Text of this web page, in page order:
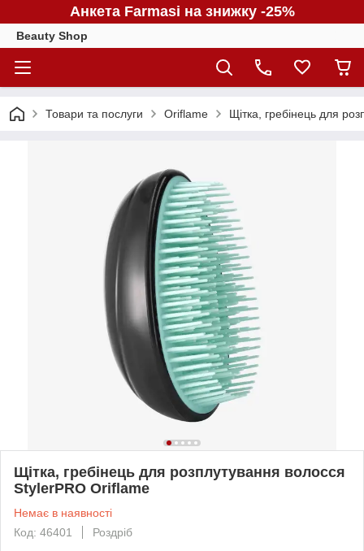
Анкета Farmasi на знижку -25%
Beauty Shop
Товари та послуги Oriflame Щітка, гребінець для
Щітка, гребінець для розплутування волосся
StylerPRO Oriflame
Немає в наявності
Код: 46401
Роздріб